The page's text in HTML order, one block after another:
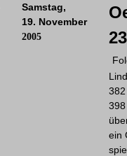
Samstag,
19. November
2005
ein